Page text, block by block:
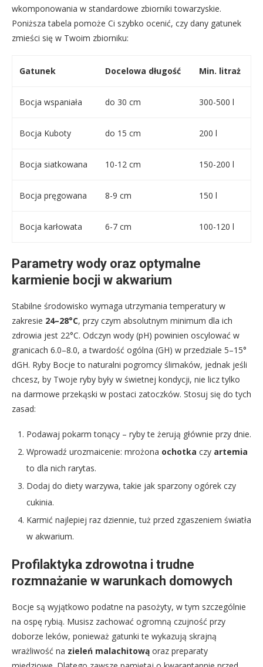
wkomponowania w standardowe zbiorniki towarzyskie.
Poniższa tabela pomoże Ci szybko ocenić, czy dany gatunek
zmieści się w Twoim zbiorniku:
Gatunek Docelowa długość Min. litraż
Bocja wspaniała do 30 cm 300-500 l
Bocja Kuboty do 15 cm 200 l
Bocja siatkowana 10-12 cm 150-200 l
Bocja pręgowana 8-9 cm 150 l
Bocja karłowata 6-7 cm 100-120 l
Parametry wody oraz optymalne
karmienie bocji w akwarium
Stabilne środowisko wymaga utrzymania temperatury w
zakresie 24–28°C, przy czym absolutnym minimum dla ich
zdrowia jest 22°C. Odczyn wody (pH) powinien oscylować w
granicach 6.0–8.0, a twardość ogólna (GH) w przedziale 5–15°
dGH. Ryby Bocje to naturalni pogromcy ślimaków, jednak jeśli
chcesz, by Twoje ryby były w świetnej kondycji, nie licz tylko
na darmowe przekąski w postaci zatoczków. Stosuj się do tych
zasad:
Podawaj pokarm tonący – ryby te żerują głównie przy dnie.
Wprowadź urozmaicenie: mrożona ochotka czy artemia
to dla nich rarytas.
Dodaj do diety warzywa, takie jak sparzony ogórek czy
cukinia.
Karmić najlepiej raz dziennie, tuż przed zgaszeniem światła
w akwarium.
Profilaktyka zdrowotna i trudne
rozmnażanie w warunkach domowych
Bocje są wyjątkowo podatne na pasożyty, w tym szczególnie
na ospę rybią. Musisz zachować ogromną czujność przy
doborze leków, ponieważ gatunki te wykazują skrajną
wrażliwość na zieleń malachitową oraz preparaty